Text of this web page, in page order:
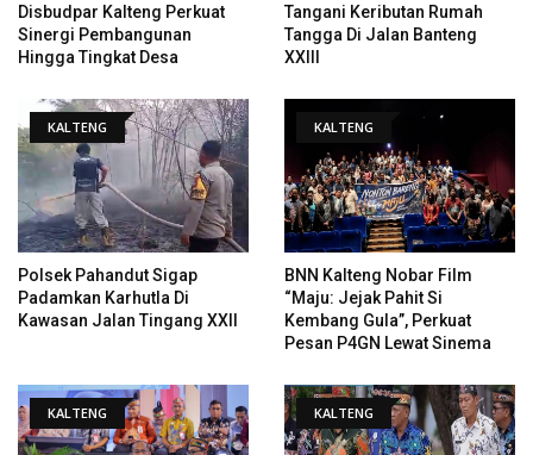
Disbudpar Kalteng Perkuat
Sinergi Pembangunan
Hingga Tingkat Desa
Tangani Keributan Rumah
Tangga Di Jalan Banteng
XXIII
KALTENG
Polsek Pahandut Sigap
Padamkan Karhutla Di
Kawasan Jalan Tingang XXII
KALTENG
BNN Kalteng Nobar Film
“Maju: Jejak Pahit Si
Kembang Gula”, Perkuat
Pesan P4GN Lewat Sinema
KALTENG KALTENG